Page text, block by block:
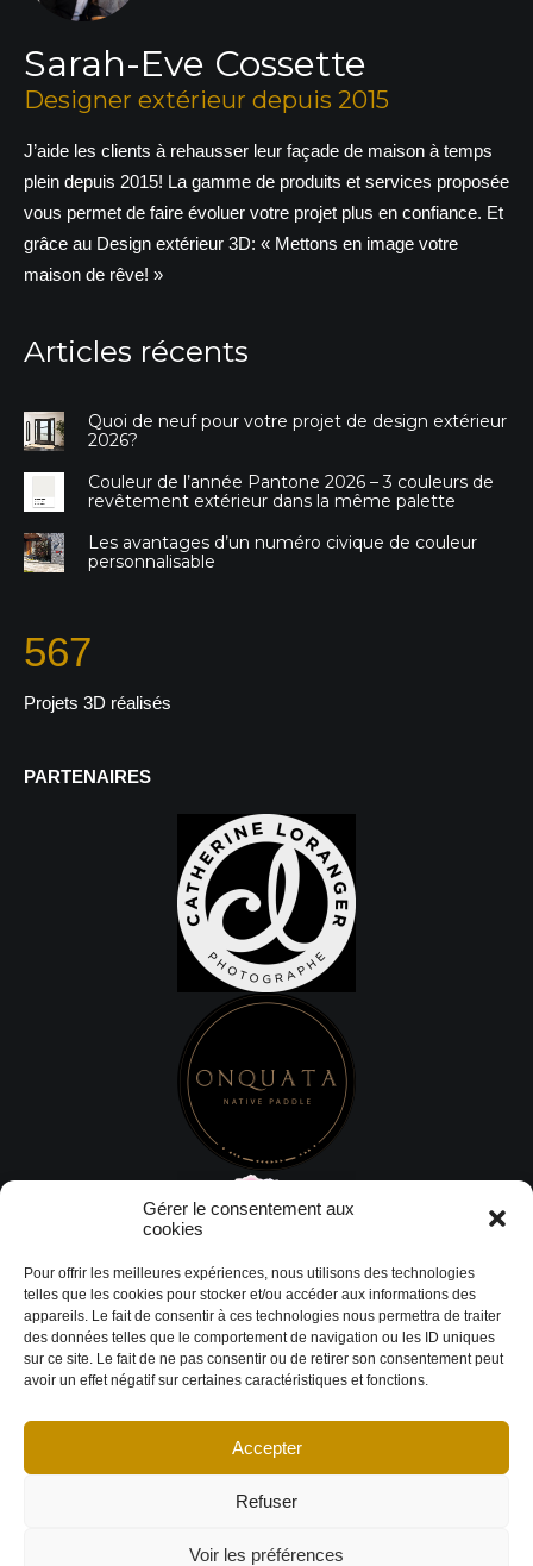
Gérer le consentement aux
cookies
Pour offrir les meilleures expériences, nous utilisons des technologies
telles que les cookies pour stocker et/ou accéder aux informations des
appareils. Le fait de consentir à ces technologies nous permettra de traiter
des données telles que le comportement de navigation ou les ID uniques
sur ce site. Le fait de ne pas consentir ou de retirer son consentement peut
avoir un effet négatif sur certaines caractéristiques et fonctions.
Accepter
Refuser
Voir les préférences
Sarah-Eve Cossette
Designer extérieur depuis 2015
J’aide les clients à rehausser leur façade de maison à temps
plein depuis 2015! La gamme de produits et services proposée
vous permet de faire évoluer votre projet plus en confiance. Et
grâce au Design extérieur 3D: « Mettons en image votre
maison de rêve! »
Articles récents
Quoi de neuf pour votre projet de design extérieur
2026?
Couleur de l’année Pantone 2026 – 3 couleurs de
revêtement extérieur dans la même palette
Les avantages d’un numéro civique de couleur
personnalisable
567
Projets 3D réalisés
PARTENAIRES
© Copyright 2026 DESIGN EXTÉRIEUR | Tous droits réservés.
conditions|Politique de cookies Déclaration de confidentialité|Imprint|
Avertissement